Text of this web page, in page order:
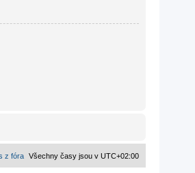
Všechny časy jsou v UTC+02:00
z fóra